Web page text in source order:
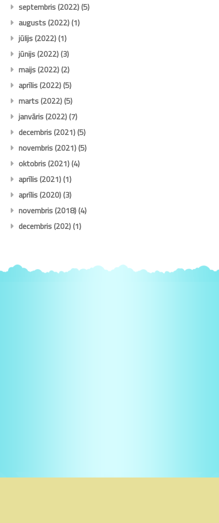
septembris (2022)(5)
augusts (2022)(1)
jūlijs (2022)(1)
jūnijs (2022)(3)
maijs (2022)(2)
aprīlis (2022)(5)
marts (2022)(5)
janvāris (2022)(7)
decembris (2021)(5)
novembris (2021)(5)
oktobris (2021)(4)
aprīlis (2021)(1)
aprīlis (2020)(3)
novembris (2018)(4)
decembris (202)(1)